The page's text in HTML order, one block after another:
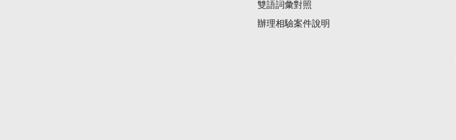
雙語詞彙對照
辦理相驗案件說明